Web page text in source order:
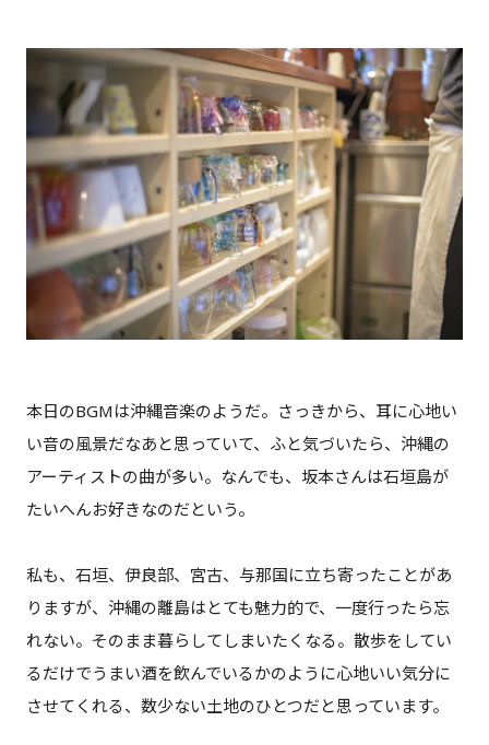
本日のBGMは沖縄音楽のようだ。さっきから、耳に心地い
い音の風景だなあと思っていて、ふと気づいたら、沖縄の
アーティストの曲が多い。なんでも、坂本さんは石垣島が
たいへんお好きなのだという。
私も、石垣、伊良部、宮古、与那国に立ち寄ったことがあ
りますが、沖縄の離島はとても魅力的で、一度行ったら忘
れない。そのまま暮らしてしまいたくなる。散歩をしてい
るだけでうまい酒を飲んでいるかのように心地いい気分に
させてくれる、数少ない土地のひとつだと思っています。